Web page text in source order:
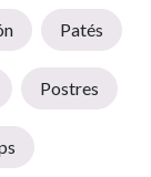
Patés
Postres